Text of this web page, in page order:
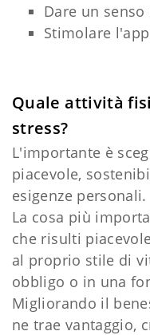
Dare un
Stimolare
Quale attività
stress?
L'importante è
piacevole,
esigenze personali.
La cosa più
che risulti
al proprio stile di
obbligo o in una
Migliorando il
ne trae vantaggio,